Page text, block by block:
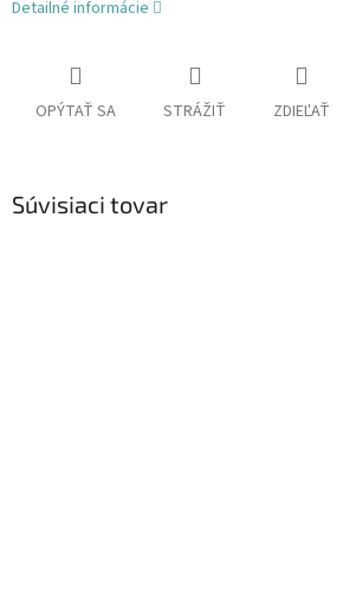
Detailné informácie
OPÝTAŤ SA STRÁŽIŤ ZDIEĽAŤ
Súvisiaci tovar